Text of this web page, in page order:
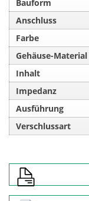
Bauform
Anschluss
Farbe
Gehäuse-Material
Inhalt
Impedanz
Ausführung
Verschlussart